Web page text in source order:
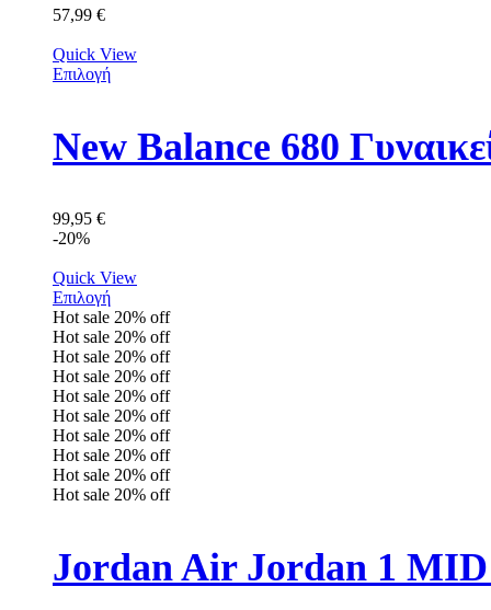
57,99 €
Quick View
Επιλογή
New Balance 680
99,95 €
-20%
Quick View
Επιλογή
Hot sale 20% off
Hot sale 20% off
Hot sale 20% off
Hot sale 20% off
Hot sale 20% off
Hot sale 20% off
Hot sale 20% off
Hot sale 20% off
Hot sale 20% off
Hot sale 20% off
Jordan Air Jordan 1 MID